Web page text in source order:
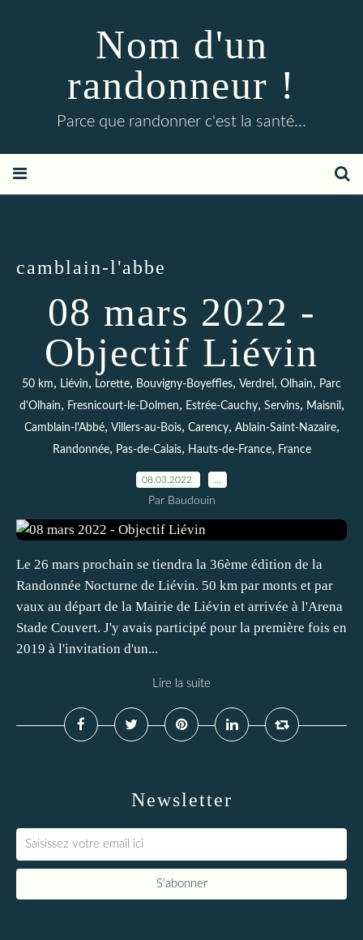
Nom d'un
randonneur !
Parce que randonner c'est la santé...
camblain-l'abbe
08 mars 2022 -
Objectif Liévin
50 km, Liévin, Lorette, Bouvigny-Boyeffles, Verdrel , Olhain, Parc
d'Olhain, Fresnicourt-le-Dolmen, Estrée-Cauchy, Servins, Maisnil,
Camblain-l'Abbé, Villers-au-Bois, Carency, Ablain-Saint-Nazaire,
Randonnée, Pas-de-Calais, Hauts-de-France, France
08.03.2022
Par Baudouin
Le 26 mars prochain se tiendra la 36ème édition de la
Randonnée Nocturne de Liévin. 50 km par monts et par
vaux au départ de la Mairie de Liévin et arrivée à l'Arena
Stade Couvert. J'y avais participé pour la première fois en
2019 à l'invitation d'un...
Lire la suite
Newsletter